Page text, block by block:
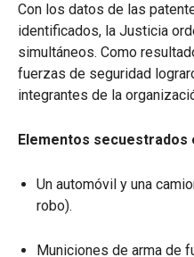
Con los datos de las
identificados, la Justicia
simultáneos. Como
fuerzas de seguridad
integrantes de la
Elementos
Un automóvil y una
robo).
Municiones de arma de